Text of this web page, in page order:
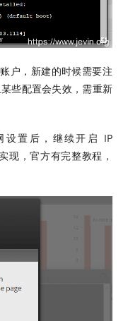
户，新建的时候需要注
些配置会失效，需重新
设置后，继续开启 IP
现，官方有完整教程，